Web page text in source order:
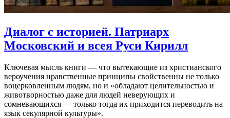
Диалог с историей. Патриарх
Московский и всея Руси Кирилл
Ключевая мысль книги — что вытекающие из христианского
вероучения нравственные принципы свойственны не только
воцерковленным людям, но и «обладают целительностью и
животворностью даже для людей неверующих и
сомневающихся — только тогда их приходится переводить на
язык секулярной культуры».